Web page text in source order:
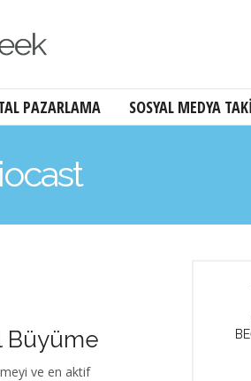
PAZARLAMA SOSYAL MEDYA
Büyüme
ve en aktif